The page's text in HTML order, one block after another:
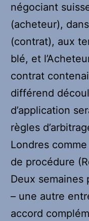
négociant
(acheteur),
(contrat), aux
blé, et
contrat
différend
d’application
règles
Londres
de procédure
Deux semaines
– une autre
accord